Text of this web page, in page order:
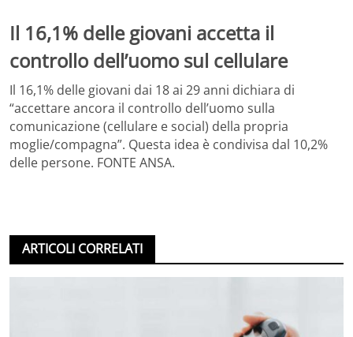
Il 16,1% delle giovani accetta il
controllo dell’uomo sul cellulare
Il 16,1% delle giovani dai 18 ai 29 anni dichiara di
“accettare ancora il controllo dell’uomo sulla
comunicazione (cellulare e social) della propria
moglie/compagna”. Questa idea è condivisa dal 10,2%
delle persone. FONTE ANSA.
ARTICOLI CORRELATI